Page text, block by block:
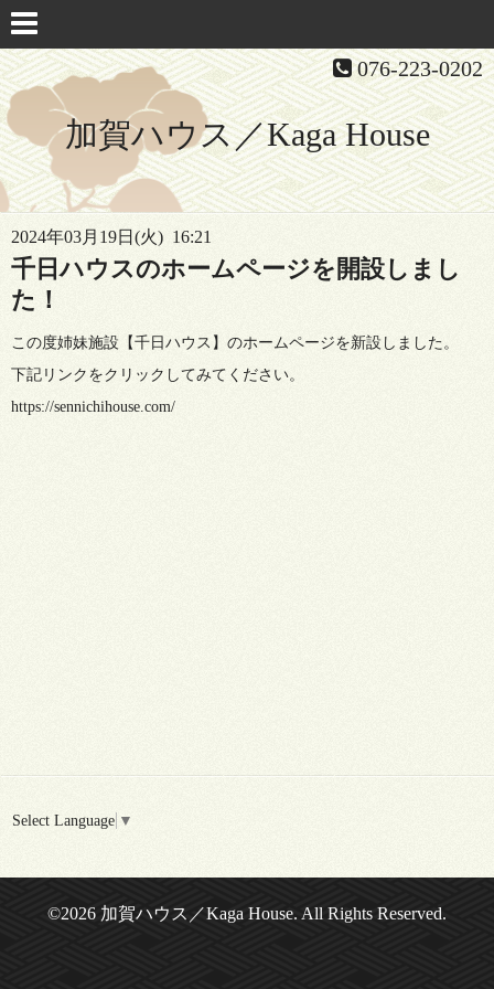
076-223-0202
加賀ハウス／Kaga House
2024年03月19日(火) 16:21
千日ハウスのホームページを開設しまし
た！
この度姉妹施設【千日ハウス】のホームページを新設しました。
下記リンクをクリックしてみてください。
https://sennichihouse.com/
Select Language ▼
©2026 加賀ハウス／Kaga House. All Rights Reserved.